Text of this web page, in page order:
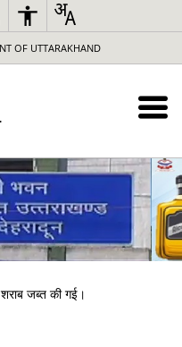
OF UTTARAKHAND
जब्त की गई।